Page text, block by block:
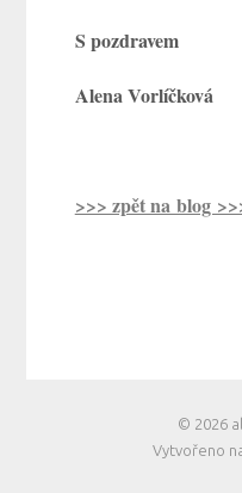
S pozdravem
Alena Vorlíčková
>>> zpět na blog
© 2026
Vytvořeno